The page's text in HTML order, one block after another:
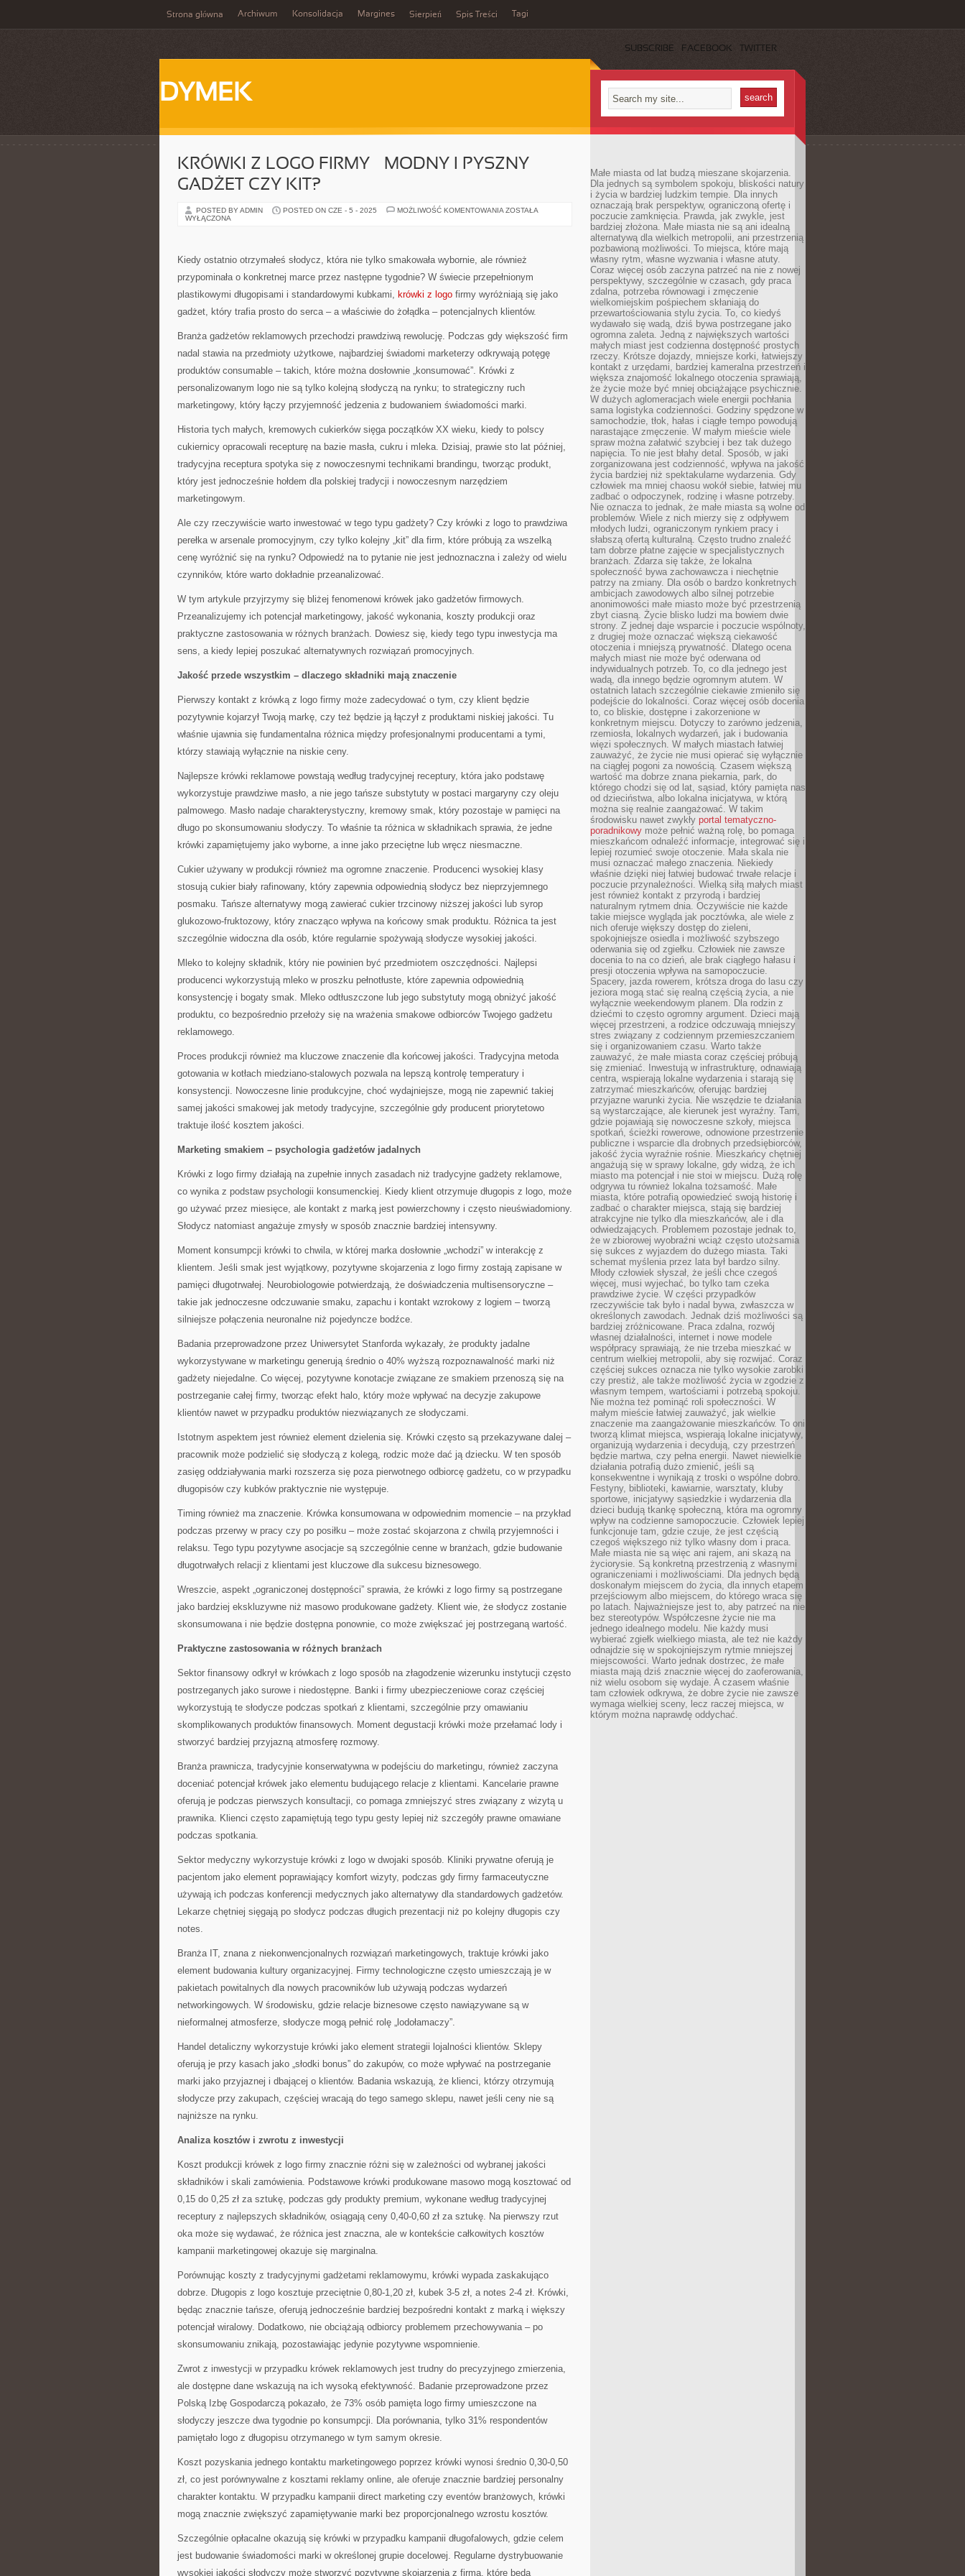
Strona główna Archiwum Konsolidacja Margines Sierpień Spis Treści Tagi
SUBSCRIBE FACEBOOK TWITTER
DYMEK
KRÓWKI Z LOGO FIRMY – MODNY I PYSZNY
GADŻET CZY KIT?
POSTED BY ADMIN POSTED ON CZE - 5 - 2025 MOŻLIWOŚĆ KOMENTOWANIA KRÓWKI
I
PYSZNY
GADŻET
CZY
ZOSTAŁA
WYŁĄCZONA
Kiedy ostatnio otrzymałeś słodycz, która nie tylko smakowała wybornie, ale również
przypominała o konkretnej marce przez następne tygodnie? W świecie przepełnionym
plastikowymi długopisami i standardowymi kubkami, krówki z logo firmy wyróżniają się jako
gadżet, który trafia prosto do serca – a właściwie do żołądka – potencjalnych klientów.
Branża gadżetów reklamowych przechodzi prawdziwą rewolucję. Podczas gdy większość firm
nadal stawia na przedmioty użytkowe, najbardziej świadomi marketerzy odkrywają potęgę
produktów consumable – takich, które można dosłownie „konsumować”. Krówki z
personalizowanym logo nie są tylko kolejną słodyczą na rynku; to strategiczny ruch
marketingowy, który łączy przyjemność jedzenia z budowaniem świadomości marki.
Historia tych małych, kremowych cukierków sięga początków XX wieku, kiedy to polscy
cukiernicy opracowali recepturę na bazie masła, cukru i mleka. Dzisiaj, prawie sto lat później,
tradycyjna receptura spotyka się z nowoczesnymi technikami brandingu, tworząc produkt,
który jest jednocześnie hołdem dla polskiej tradycji i nowoczesnym narzędziem
marketingowym.
Ale czy rzeczywiście warto inwestować w tego typu gadżety? Czy krówki z logo to prawdziwa
perełka w arsenale promocyjnym, czy tylko kolejny „kit” dla firm, które próbują za wszelką
cenę wyróżnić się na rynku? Odpowiedź na to pytanie nie jest jednoznaczna i zależy od wielu
czynników, które warto dokładnie przeanalizować.
W tym artykule przyjrzymy się bliżej fenomenowi krówek jako gadżetów firmowych.
Przeanalizujemy ich potencjał marketingowy, jakość wykonania, koszty produkcji oraz
praktyczne zastosowania w różnych branżach. Dowiesz się, kiedy tego typu inwestycja ma
sens, a kiedy lepiej poszukać alternatywnych rozwiązań promocyjnych.
Jakość przede wszystkim – dlaczego składniki mają znaczenie
Pierwszy kontakt z krówką z logo firmy może zadecydować o tym, czy klient będzie
pozytywnie kojarzył Twoją markę, czy też będzie ją łączył z produktami niskiej jakości. Tu
właśnie ujawnia się fundamentalna różnica między profesjonalnymi producentami a tymi,
którzy stawiają wyłącznie na niskie ceny.
Najlepsze krówki reklamowe powstają według tradycyjnej receptury, która jako podstawę
wykorzystuje prawdziwe masło, a nie jego tańsze substytuty w postaci margaryny czy oleju
palmowego. Masło nadaje charakterystyczny, kremowy smak, który pozostaje w pamięci na
długo po skonsumowaniu słodyczy. To właśnie ta różnica w składnikach sprawia, że jedne
krówki zapamiętujemy jako wyborne, a inne jako przeciętne lub wręcz niesmaczne.
Cukier używany w produkcji również ma ogromne znaczenie. Producenci wysokiej klasy
stosują cukier biały rafinowany, który zapewnia odpowiednią słodycz bez nieprzyjemnego
posmaku. Tańsze alternatywy mogą zawierać cukier trzcinowy niższej jakości lub syrop
glukozowo-fruktozowy, który znacząco wpływa na końcowy smak produktu. Różnica ta jest
szczególnie widoczna dla osób, które regularnie spożywają słodycze wysokiej jakości.
Mleko to kolejny składnik, który nie powinien być przedmiotem oszczędności. Najlepsi
producenci wykorzystują mleko w proszku pełnotłuste, które zapewnia odpowiednią
konsystencję i bogaty smak. Mleko odtłuszczone lub jego substytuty mogą obniżyć jakość
produktu, co bezpośrednio przełoży się na wrażenia smakowe odbiorców Twojego gadżetu
reklamowego.
Proces produkcji również ma kluczowe znaczenie dla końcowej jakości. Tradycyjna metoda
gotowania w kotłach miedziano-stalowych pozwala na lepszą kontrolę temperatury i
konsystencji. Nowoczesne linie produkcyjne, choć wydajniejsze, mogą nie zapewnić takiej
samej jakości smakowej jak metody tradycyjne, szczególnie gdy producent priorytetowo
traktuje ilość kosztem jakości.
Marketing smakiem – psychologia gadżetów jadalnych
Krówki z logo firmy działają na zupełnie innych zasadach niż tradycyjne gadżety reklamowe,
co wynika z podstaw psychologii konsumenckiej. Kiedy klient otrzymuje długopis z logo, może
go używać przez miesięce, ale kontakt z marką jest powierzchowny i często nieuświadomiony.
Słodycz natomiast angażuje zmysły w sposób znacznie bardziej intensywny.
Moment konsumpcji krówki to chwila, w której marka dosłownie „wchodzi” w interakcję z
klientem. Jeśli smak jest wyjątkowy, pozytywne skojarzenia z logo firmy zostają zapisane w
pamięci długotrwałej. Neurobiologowie potwierdzają, że doświadczenia multisensoryczne –
takie jak jednoczesne odczuwanie smaku, zapachu i kontakt wzrokowy z logiem – tworzą
silniejsze połączenia neuronalne niż pojedyncze bodźce.
Badania przeprowadzone przez Uniwersytet Stanforda wykazały, że produkty jadalne
wykorzystywane w marketingu generują średnio o 40% wyższą rozpoznawalność marki niż
gadżety niejedalne. Co więcej, pozytywne konotacje związane ze smakiem przenoszą się na
postrzeganie całej firmy, tworząc efekt halo, który może wpływać na decyzje zakupowe
klientów nawet w przypadku produktów niezwiązanych ze słodyczami.
Istotnym aspektem jest również element dzielenia się. Krówki często są przekazywane dalej –
pracownik może podzielić się słodyczą z kolegą, rodzic może dać ją dziecku. W ten sposób
zasięg oddziaływania marki rozszerza się poza pierwotnego odbiorcę gadżetu, co w przypadku
długopisów czy kubków praktycznie nie występuje.
Timing również ma znaczenie. Krówka konsumowana w odpowiednim momencie – na przykład
podczas przerwy w pracy czy po posiłku – może zostać skojarzona z chwilą przyjemności i
relaksu. Tego typu pozytywne asocjacje są szczególnie cenne w branżach, gdzie budowanie
długotrwałych relacji z klientami jest kluczowe dla sukcesu biznesowego.
Wreszcie, aspekt „ograniczonej dostępności” sprawia, że krówki z logo firmy są postrzegane
jako bardziej ekskluzywne niż masowo produkowane gadżety. Klient wie, że słodycz zostanie
skonsumowana i nie będzie dostępna ponownie, co może zwiększać jej postrzeganą wartość.
Praktyczne zastosowania w różnych branżach
Sektor finansowy odkrył w krówkach z logo sposób na złagodzenie wizerunku instytucji często
postrzeganych jako surowe i niedostępne. Banki i firmy ubezpieczeniowe coraz częściej
wykorzystują te słodycze podczas spotkań z klientami, szczególnie przy omawianiu
skomplikowanych produktów finansowych. Moment degustacji krówki może przełamać lody i
stworzyć bardziej przyjazną atmosferę rozmowy.
Branża prawnicza, tradycyjnie konserwatywna w podejściu do marketingu, również zaczyna
doceniać potencjał krówek jako elementu budującego relacje z klientami. Kancelarie prawne
oferują je podczas pierwszych konsultacji, co pomaga zmniejszyć stres związany z wizytą u
prawnika. Klienci często zapamiętują tego typu gesty lepiej niż szczegóły prawne omawiane
podczas spotkania.
Sektor medyczny wykorzystuje krówki z logo w dwojaki sposób. Kliniki prywatne oferują je
pacjentom jako element poprawiający komfort wizyty, podczas gdy firmy farmaceutyczne
używają ich podczas konferencji medycznych jako alternatywy dla standardowych gadżetów.
Lekarze chętniej sięgają po słodycz podczas długich prezentacji niż po kolejny długopis czy
notes.
Branża IT, znana z niekonwencjonalnych rozwiązań marketingowych, traktuje krówki jako
element budowania kultury organizacyjnej. Firmy technologiczne często umieszczają je w
pakietach powitalnych dla nowych pracowników lub używają podczas wydarzeń
networkingowych. W środowisku, gdzie relacje biznesowe często nawiązywane są w
nieformalnej atmosferze, słodycze mogą pełnić rolę „lodołamaczy”.
Handel detaliczny wykorzystuje krówki jako element strategii lojalności klientów. Sklepy
oferują je przy kasach jako „słodki bonus” do zakupów, co może wpływać na postrzeganie
marki jako przyjaznej i dbającej o klientów. Badania wskazują, że klienci, którzy otrzymują
słodycze przy zakupach, częściej wracają do tego samego sklepu, nawet jeśli ceny nie są
najniższe na rynku.
Analiza kosztów i zwrotu z inwestycji
Koszt produkcji krówek z logo firmy znacznie różni się w zależności od wybranej jakości
składników i skali zamówienia. Podstawowe krówki produkowane masowo mogą kosztować od
0,15 do 0,25 zł za sztukę, podczas gdy produkty premium, wykonane według tradycyjnej
receptury z najlepszych składników, osiągają ceny 0,40-0,60 zł za sztukę. Na pierwszy rzut
oka może się wydawać, że różnica jest znaczna, ale w kontekście całkowitych kosztów
kampanii marketingowej okazuje się marginalna.
Porównując koszty z tradycyjnymi gadżetami reklamowymu, krówki wypada zaskakująco
dobrze. Długopis z logo kosztuje przeciętnie 0,80-1,20 zł, kubek 3-5 zł, a notes 2-4 zł. Krówki,
będąc znacznie tańsze, oferują jednocześnie bardziej bezpośredni kontakt z marką i większy
potencjał wiralowy. Dodatkowo, nie obciążają odbiorcy problemem przechowywania – po
skonsumowaniu znikają, pozostawiając jedynie pozytywne wspomnienie.
Zwrot z inwestycji w przypadku krówek reklamowych jest trudny do precyzyjnego zmierzenia,
ale dostępne dane wskazują na ich wysoką efektywność. Badanie przeprowadzone przez
Polską Izbę Gospodarczą pokazało, że 73% osób pamięta logo firmy umieszczone na
słodyczy jeszcze dwa tygodnie po konsumpcji. Dla porównania, tylko 31% respondentów
pamiętało logo z długopisu otrzymanego w tym samym okresie.
Koszt pozyskania jednego kontaktu marketingowego poprzez krówki wynosi średnio 0,30-0,50
zł, co jest porównywalne z kosztami reklamy online, ale oferuje znacznie bardziej personalny
charakter kontaktu. W przypadku kampanii direct marketing czy eventów branżowych, krówki
mogą znacznie zwiększyć zapamiętywanie marki bez proporcjonalnego wzrostu kosztów.
Szczególnie opłacalne okazują się krówki w przypadku kampanii długofalowych, gdzie celem
jest budowanie świadomości marki w określonej grupie docelowej. Regularne dystrybuowanie
wysokiej jakości słodyczy może stworzyć pozytywne skojarzenia z firmą, które będą
Małe miasta od lat budzą mieszane skojarzenia.
Dla jednych są symbolem spokoju, bliskości natury
i życia w bardziej ludzkim tempie. Dla innych
oznaczają brak perspektyw, ograniczoną ofertę i
poczucie zamknięcia. Prawda, jak zwykle, jest
bardziej złożona. Małe miasta nie są ani idealną
alternatywą dla wielkich metropolii, ani przestrzenią
pozbawioną możliwości. To miejsca, które mają
własny rytm, własne wyzwania i własne atuty.
Coraz więcej osób zaczyna patrzeć na nie z nowej
perspektywy, szczególnie w czasach, gdy praca
zdalna, potrzeba równowagi i zmęczenie
wielkomiejskim pośpiechem skłaniają do
przewartościowania stylu życia. To, co kiedyś
wydawało się wadą, dziś bywa postrzegane jako
ogromna zaleta. Jedną z największych wartości
małych miast jest codzienna dostępność prostych
rzeczy. Krótsze dojazdy, mniejsze korki, łatwiejszy
kontakt z urzędami, bardziej kameralna przestrzeń i
większa znajomość lokalnego otoczenia sprawiają,
że życie może być mniej obciążające psychicznie.
W dużych aglomeracjach wiele energii pochłania
sama logistyka codzienności. Godziny spędzone w
samochodzie, tłok, hałas i ciągłe tempo powodują
narastające zmęczenie. W małym mieście wiele
spraw można załatwić szybciej i bez tak dużego
napięcia. To nie jest błahy detal. Sposób, w jaki
zorganizowana jest codzienność, wpływa na jakość
życia bardziej niż spektakularne wydarzenia. Gdy
człowiek ma mniej chaosu wokół siebie, łatwiej mu
zadbać o odpoczynek, rodzinę i własne potrzeby.
Nie oznacza to jednak, że małe miasta są wolne od
problemów. Wiele z nich mierzy się z odpływem
młodych ludzi, ograniczonym rynkiem pracy i
słabszą ofertą kulturalną. Często trudno znaleźć
tam dobrze płatne zajęcie w specjalistycznych
branżach. Zdarza się także, że lokalna
społeczność bywa zachowawcza i niechętnie
patrzy na zmiany. Dla osób o bardzo konkretnych
ambicjach zawodowych albo silnej potrzebie
anonimowości małe miasto może być przestrzenią
zbyt ciasną. Życie blisko ludzi ma bowiem dwie
strony. Z jednej daje wsparcie i poczucie wspólnoty,
z drugiej może oznaczać większą ciekawość
otoczenia i mniejszą prywatność. Dlatego ocena
małych miast nie może być oderwana od
indywidualnych potrzeb. To, co dla jednego jest
wadą, dla innego będzie ogromnym atutem. W
ostatnich latach szczególnie ciekawie zmieniło się
podejście do lokalności. Coraz więcej osób docenia
to, co bliskie, dostępne i zakorzenione w
konkretnym miejscu. Dotyczy to zarówno jedzenia,
rzemiosła, lokalnych wydarzeń, jak i budowania
więzi społecznych. W małych miastach łatwiej
zauważyć, że życie nie musi opierać się wyłącznie
na ciągłej pogoni za nowością. Czasem większą
wartość ma dobrze znana piekarnia, park, do
którego chodzi się od lat, sąsiad, który pamięta nas
od dzieciństwa, albo lokalna inicjatywa, w którą
można się realnie zaangażować. W takim
środowisku nawet zwykły portal tematyczno-
poradnikowy może pełnić ważną rolę, bo pomaga
mieszkańcom odnaleźć informacje, integrować się i
lepiej rozumieć swoje otoczenie. Mała skala nie
musi oznaczać małego znaczenia. Niekiedy
właśnie dzięki niej łatwiej budować trwałe relacje i
poczucie przynależności. Wielką siłą małych miast
jest również kontakt z przyrodą i bardziej
naturalnym rytmem dnia. Oczywiście nie każde
takie miejsce wygląda jak pocztówka, ale wiele z
nich oferuje większy dostęp do zieleni,
spokojniejsze osiedla i możliwość szybszego
oderwania się od zgiełku. Człowiek nie zawsze
docenia to na co dzień, ale brak ciągłego hałasu i
presji otoczenia wpływa na samopoczucie.
Spacery, jazda rowerem, krótsza droga do lasu czy
jeziora mogą stać się realną częścią życia, a nie
wyłącznie weekendowym planem. Dla rodzin z
dziećmi to często ogromny argument. Dzieci mają
więcej przestrzeni, a rodzice odczuwają mniejszy
stres związany z codziennym przemieszczaniem
się i organizowaniem czasu. Warto także
zauważyć, że małe miasta coraz częściej próbują
się zmieniać. Inwestują w infrastrukturę, odnawiają
centra, wspierają lokalne wydarzenia i starają się
zatrzymać mieszkańców, oferując bardziej
przyjazne warunki życia. Nie wszędzie te działania
są wystarczające, ale kierunek jest wyraźny. Tam,
gdzie pojawiają się nowoczesne szkoły, miejsca
spotkań, ścieżki rowerowe, odnowione przestrzenie
publiczne i wsparcie dla drobnych przedsiębiorców,
jakość życia wyraźnie rośnie. Mieszkańcy chętniej
angażują się w sprawy lokalne, gdy widzą, że ich
miasto ma potencjał i nie stoi w miejscu. Dużą rolę
odgrywa tu również lokalna tożsamość. Małe
miasta, które potrafią opowiedzieć swoją historię i
zadbać o charakter miejsca, stają się bardziej
atrakcyjne nie tylko dla mieszkańców, ale i dla
odwiedzających. Problemem pozostaje jednak to,
że w zbiorowej wyobraźni wciąż często utożsamia
się sukces z wyjazdem do dużego miasta. Taki
schemat myślenia przez lata był bardzo silny.
Młody człowiek słyszał, że jeśli chce czegoś
więcej, musi wyjechać, bo tylko tam czeka
prawdziwe życie. W części przypadków
rzeczywiście tak było i nadal bywa, zwłaszcza w
określonych zawodach. Jednak dziś możliwości są
bardziej zróżnicowane. Praca zdalna, rozwój
własnej działalności, internet i nowe modele
współpracy sprawiają, że nie trzeba mieszkać w
centrum wielkiej metropolii, aby się rozwijać. Coraz
częściej sukces oznacza nie tylko wysokie zarobki
czy prestiż, ale także możliwość życia w zgodzie z
własnym tempem, wartościami i potrzebą spokoju.
Nie można też pominąć roli społeczności. W
małym mieście łatwiej zauważyć, jak wielkie
znaczenie ma zaangażowanie mieszkańców. To oni
tworzą klimat miejsca, wspierają lokalne inicjatywy,
organizują wydarzenia i decydują, czy przestrzeń
będzie martwa, czy pełna energii. Nawet niewielkie
działania potrafią dużo zmienić, jeśli są
konsekwentne i wynikają z troski o wspólne dobro.
Festyny, biblioteki, kawiarnie, warsztaty, kluby
sportowe, inicjatywy sąsiedzkie i wydarzenia dla
dzieci budują tkankę społeczną, która ma ogromny
wpływ na codzienne samopoczucie. Człowiek lepiej
funkcjonuje tam, gdzie czuje, że jest częścią
czegoś większego niż tylko własny dom i praca.
Małe miasta nie są więc ani rajem, ani skazą na
życiorysie. Są konkretną przestrzenią z własnymi
ograniczeniami i możliwościami. Dla jednych będą
doskonałym miejscem do życia, dla innych etapem
przejściowym albo miejscem, do którego wraca się
po latach. Najważniejsze jest to, aby patrzeć na nie
bez stereotypów. Współczesne życie nie ma
jednego idealnego modelu. Nie każdy musi
wybierać zgiełk wielkiego miasta, ale też nie każdy
odnajdzie się w spokojniejszym rytmie mniejszej
miejscowości. Warto jednak dostrzec, że małe
miasta mają dziś znacznie więcej do zaoferowania,
niż wielu osobom się wydaje. A czasem właśnie
tam człowiek odkrywa, że dobre życie nie zawsze
wymaga wielkiej sceny, lecz raczej miejsca, w
którym można naprawdę oddychać.